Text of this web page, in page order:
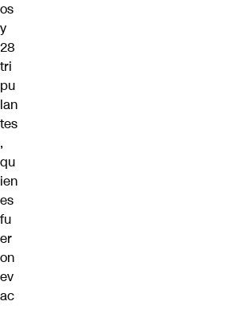
os
y
28
tri
pu
lan
tes
,
qu
ien
es
fu
er
on
ev
ac